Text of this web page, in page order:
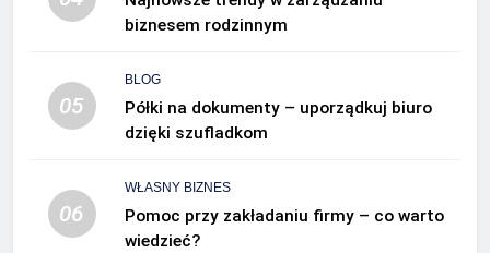
biznesem rodzinnym
05
BLOG
Półki na dokumenty – uporządkuj biuro
dzięki szufladkom
06
WŁASNY BIZNES
Pomoc przy zakładaniu firmy – co warto
wiedzieć?